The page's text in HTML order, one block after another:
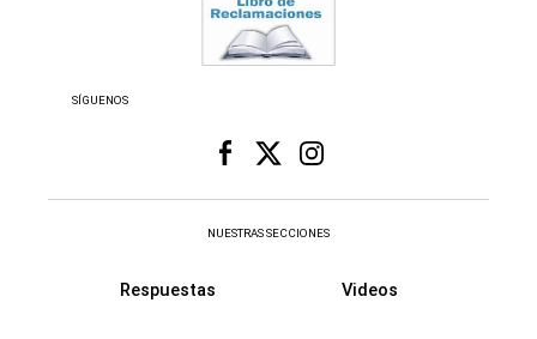
SÍGUENOS
NUESTRAS SECCIONES
Respuestas Videos